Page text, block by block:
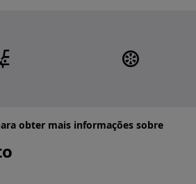
obter mais informações sobre